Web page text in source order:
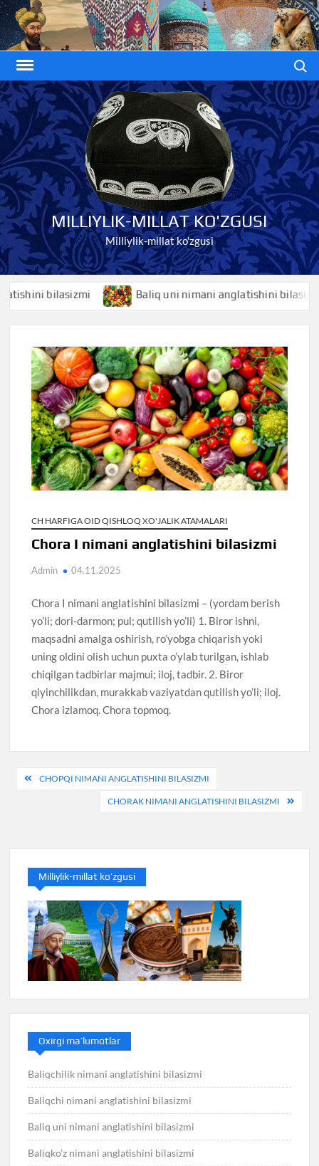
Skip
to
content
MILLIYLIK-MILLAT KO'ZGUSI
Milliylik-millat ko'zgusi
bilasizmi Baliq uni nimani anglatishini bilasizmi
CH HARFIGA OID QISHLOQ XO'JALIK ATAMALARI
Chora I nimani anglatishini bilasizmi
Admin 04.11.2025
Chora I nimani anglatishini bilasizmi – (yordam berish
yo’li; dori-darmon; pul; qutilish yo’li) 1. Biror ishni,
maqsadni amalga oshirish, ro’yobga chiqarish yoki
uning oldini olish uchun puxta o’ylab turilgan, ishlab
chiqilgan tadbirlar majmui; iloj, tadbir. 2. Biror
qiyinchilikdan, murakkab vaziyatdan qutilish yo’li; iloj.
Chora izlamoq. Chora topmoq.
PostCHOPQI NIMANI ANGLATISHINI BILASIZMI
CHORAK NIMANI ANGLATISHINI BILASIZMI
Milliylik-millat ko’zgusi
Oxirgi ma’lumotlar
Baliqchilik nimani anglatishini bilasizmi
Baliqchi nimani anglatishini bilasizmi
Baliq uni nimani anglatishini bilasizmi
Baliqko’z nimani anglatishini bilasizmi